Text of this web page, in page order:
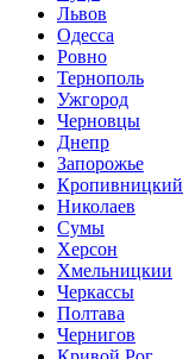
Львов
Одесса
Ровно
Тернополь
Ужгород
Черновцы
Днепр
Запорожье
Кропивницкий
Николаев
Сумы
Херсон
Хмельницкии
Черкассы
Полтава
Чернигов